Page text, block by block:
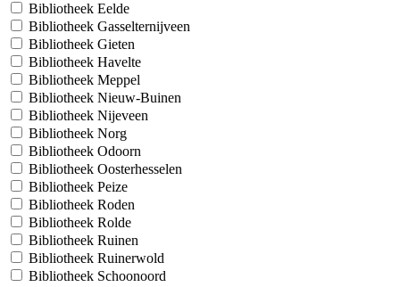
Bibliotheek Eelde
Bibliotheek Gasselternijveen
Bibliotheek Gieten
Bibliotheek Havelte
Bibliotheek Meppel
Bibliotheek Nieuw-Buinen
Bibliotheek Nijeveen
Bibliotheek Norg
Bibliotheek Odoorn
Bibliotheek Oosterhesselen
Bibliotheek Peize
Bibliotheek Roden
Bibliotheek Rolde
Bibliotheek Ruinen
Bibliotheek Ruinerwold
Bibliotheek Schoonoord